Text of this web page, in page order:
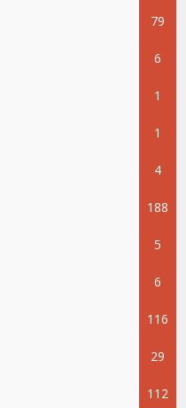
79
6
1
1
4
188
5
6
116
29
112